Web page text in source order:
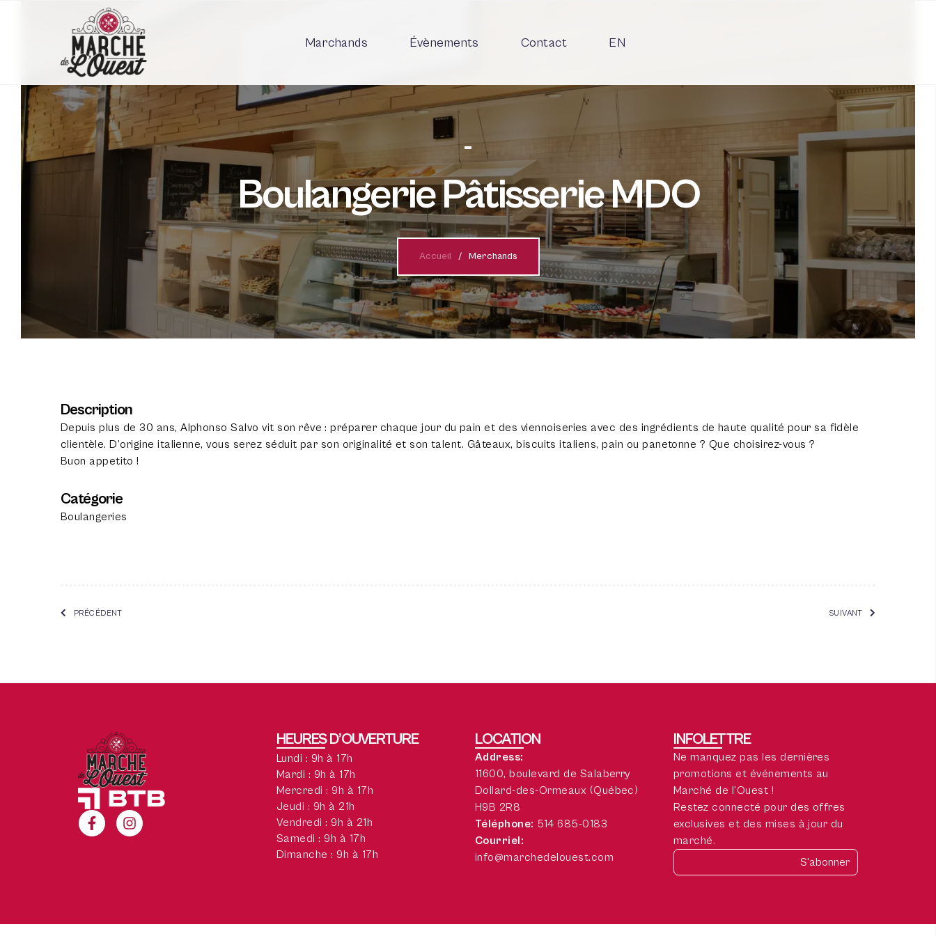
Marchands Évènements Contact EN
Boulangerie Pâtisserie MDO
Accueil Merchands
Description
Depuis plus de 30 ans, Alphonso Salvo vit son rêve : préparer chaque jour du pain et des viennoiseries avec des ingrédients de haute qualité pour sa fidèle
clientèle. D’origine italienne, vous serez séduit par son originalité et son talent. Gâteaux, biscuits italiens, pain ou panetonne ? Que choisirez-vous ?
Buon appetito !
Catégorie
Boulangeries
PRÉCÉDENT SUIVANT
HEURES D’OUVERTURE
Lundi : 9h à 18h
Mardi : 9h à 18h
Mercredi : 9h à 18h
Jeudi : 9h à 21h
Vendredi : 9h à 21h
Samedi : 9h à 18h
Dimanche : 9h à 18h
LOCATION
Address:
11600, boulevard de Salaberry
Dollard-des-Ormeaux (Québec)
H9B 2R8
Téléphone: 514 685-0183
Courriel:
info@marchedelouest.com
INFOLETTRE
Ne manquez pas les dernières
promotions et événements au
Marché de l'Ouest !
Restez connecté pour des offres
exclusives et des mises à jour du
marché.